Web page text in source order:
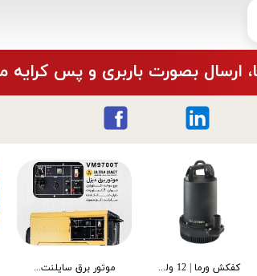
ارسال بصورت باربری و پس کرایه
موتور برق سایلنت ورما گازوییلی 7 کیلووات VM9700T کفکش ورما | 12 ولت | 20 متری | 1 اینچ | مشکی | VMDC-12V 1